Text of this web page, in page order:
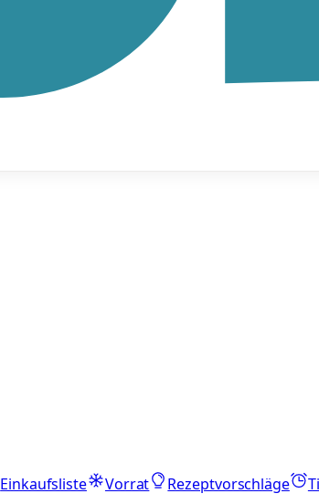
Einkaufsliste Vorrat Rezeptvorschläge